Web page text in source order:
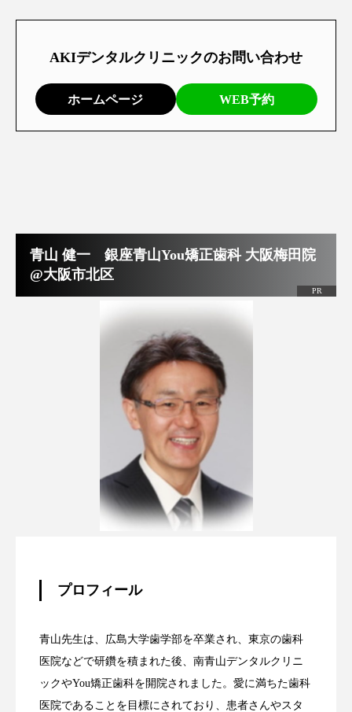
AKIデンタルクリニックのお問い合わせ
ホームページ WEB予約
青山 健一 銀座青山You矯正歯科 大阪梅田院
@大阪市北区
プロフィール
青山先生は、広島大学歯学部を卒業され、東京の歯科
医院などで研鑽を積まれた後、南青山デンタルクリニ
ックやYou矯正歯科を開院されました。愛に満ちた歯科
医院であることを目標にされており、患者さんやスタ